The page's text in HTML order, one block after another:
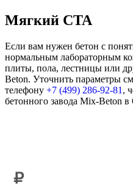
Мягкий CTA
Если вам нужен бетон с
нормальным лабораторным
плиты, пола, лестницы или
Beton. Уточнить параметры
телефону +7 (499) 286-92-81 ,
бетонного завода Mix-Beton